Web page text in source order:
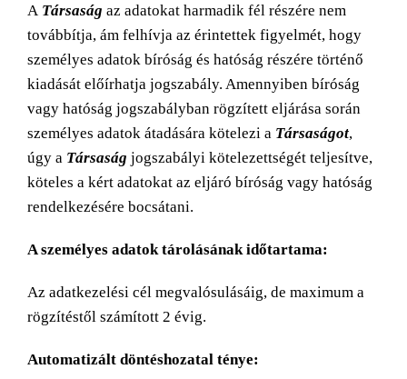
A Társaság az adatokat harmadik fél részére nem
továbbítja, ám felhívja az érintettek figyelmét, hogy
személyes adatok bíróság és hatóság részére történő
kiadását előírhatja jogszabály. Amennyiben bíróság
vagy hatóság jogszabályban rögzített eljárása során
személyes adatok átadására kötelezi a Társaságot,
úgy a Társaság jogszabályi kötelezettségét teljesítve,
köteles a kért adatokat az eljáró bíróság vagy hatóság
rendelkezésére bocsátani.
A személyes adatok tárolásának időtartama:
Az adatkezelési cél megvalósulásáig, de maximum a
rögzítéstől számított 2 évig.
Automatizált döntéshozatal ténye: